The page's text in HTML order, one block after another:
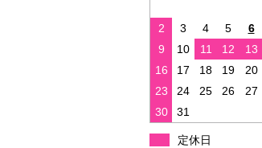
2
3 4 5 6
9
10 11 12 13
16
17 18 19 20
23
24 25 26 27
30
31
定休日